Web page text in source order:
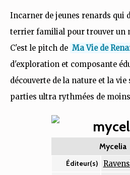
Incarner de jeunes renards qui
terrier familial pour trouver un
C'est le pitch de Ma Vie de
d'exploration et composante
découverte de la nature et la vie
parties ultra rythmées de
Mycelia
Éditeur(s)